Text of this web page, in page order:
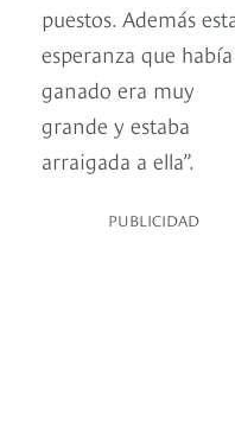
puestos. Además
esperanza que había
ganado era muy
grande y estaba
arraigada a ella”.
PUBLICIDAD